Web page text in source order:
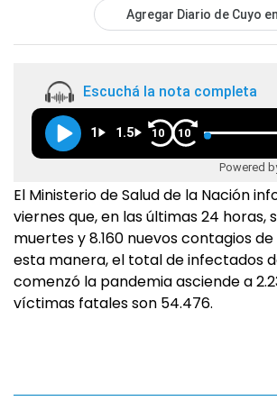
Agregar Diario de Cuyo en
Escuchá la nota completa
1 1.5 10 10
Powered
El Ministerio de Salud de la Nación
viernes que, en las últimas 24 horas,
muertes y 8.160 nuevos contagios
esta manera, el total de infectados
comenzó la pandemia asciende a
víctimas fatales son 54.476.